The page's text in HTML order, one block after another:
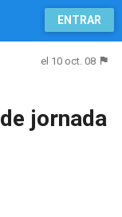
ENTRAR
el 10 oct. 08
jornada